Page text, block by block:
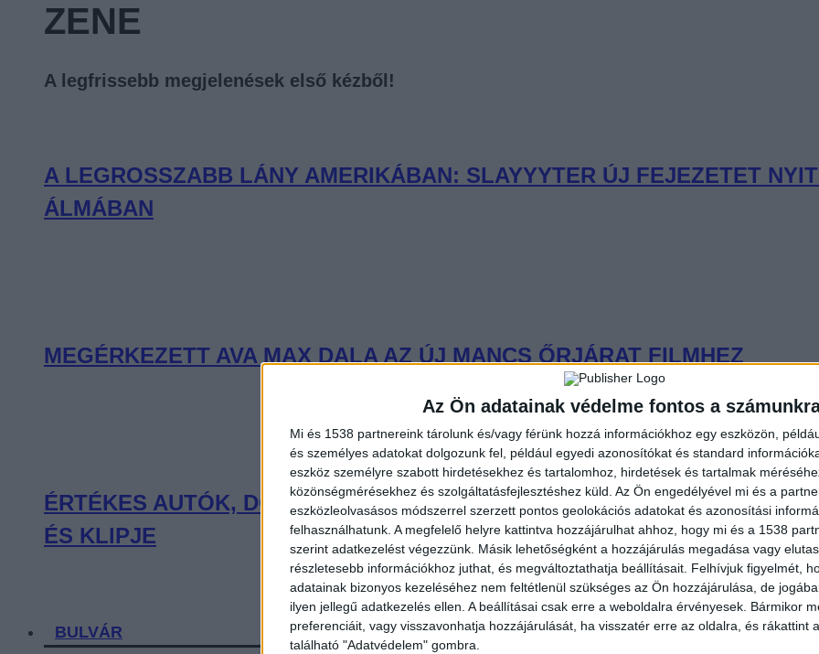
Az Ön adatainak védelme fontos a
Mi és 1538 partnereink tárolunk és/vagy férünk hozzá információkhoz egy eszközön,
és személyes adatokat dolgozunk fel, például egyedi azonosítókat és standard
eszköz személyre szabott hirdetésekhez és tartalomhoz, hirdetések és tartalmak
közönségmérésekhez és szolgáltatásfejlesztéshez küld. Az Ön engedélyével mi és a
eszközleolvasásos módszerrel szerzett pontos geolokációs adatokat és azonosítási
felhasználhatunk. A megfelelő helyre kattintva hozzájárulhat ahhoz, hogy mi és a 1538
szerint adatkezelést végezzünk. Másik lehetőségként a hozzájárulás megadása vagy
részletesebb információkhoz juthat, és megváltoztathatja beállításait. Felhívjuk figyelmét,
adatainak bizonyos kezeléséhez nem feltétlenül szükséges az Ön hozzájárulása, de
ilyen jellegű adatkezelés ellen. A beállításai csak erre a weboldalra érvényesek. Bármikor
preferenciáit, vagy visszavonhatja hozzájárulását, ha visszatér erre az oldalra, és rákattint
található "Adatvédelem" gombra.
ZENE
A legfrissebb megjelenések első kézből!
A LEGROSSZABB LÁNY AMERIKÁBAN: SLAYYYTER ÚJ FEJEZETET
ÁLMÁBAN
MEGÉRKEZETT AVA MAX DALA AZ ÚJ MANCS ŐRJÁRAT FILMHEZ
ÉRTÉKES AUTÓK, DÖGÖS MOZDULATOK ÉS FLUOR TOMI – DEBÜTÁL
ÉS KLIPJE
BULVÁR